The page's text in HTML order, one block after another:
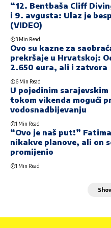
“12. Bentbaša Cliff
i 9. avgusta: Ulaz je
(VIDEO)
3 Min Read
Ovo su kazne za
prekršaje u Hrvatskoj:
2.650 eura, ali i zatvora
6 Min Read
U pojedinim sarajevskim
tokom vikenda mogući
vodosnadbijevanju
1 Min Read
“Ovo je naš put!”
nikakve planove, ali on
promijenio
1 Min Read